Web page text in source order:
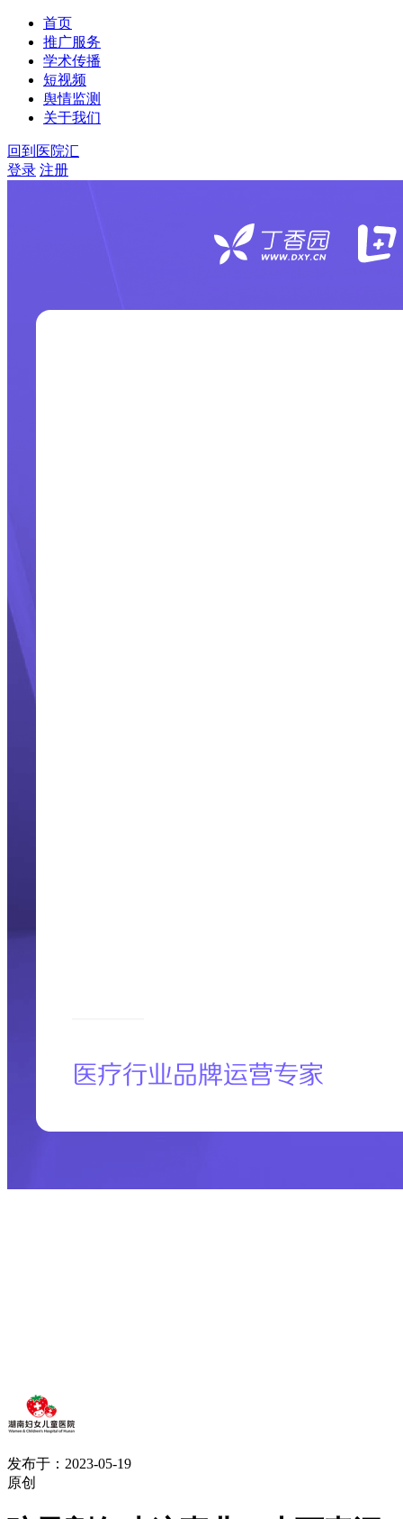
首页
推广服务
学术传播
短视频
舆情监测
关于我们
回到医院汇
登录 注册
发布于：2023-05-19
原创